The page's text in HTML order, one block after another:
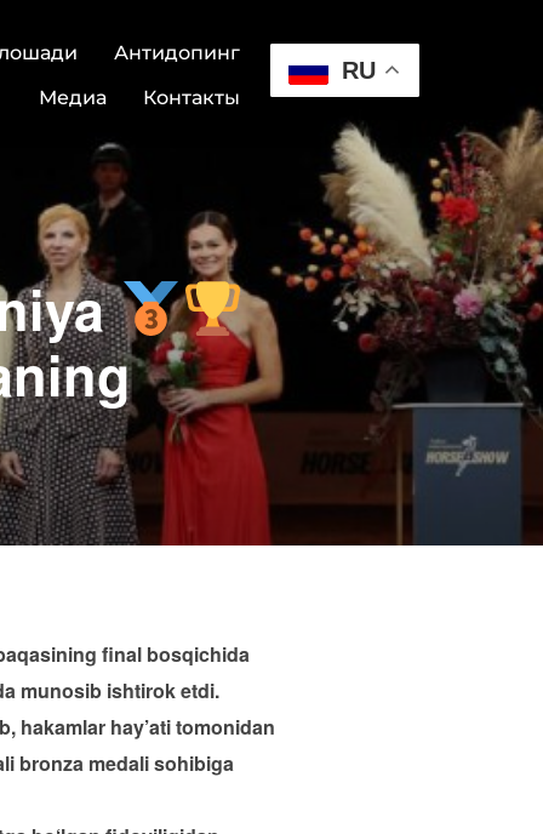
Антидопинг
Медиа
Контакты
RU
final bosqichida
munosib ishtirok etdi.
hakamlar hay’ati tomonidan
bronza medali sohibiga